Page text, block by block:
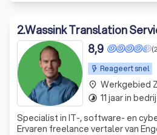
2.Wassink Translation
Reageert snel
8,9
Specialist in IT-, software- en
Ervaren freelance vertaler van
place Werkgebied
timelapse 11 jaar in